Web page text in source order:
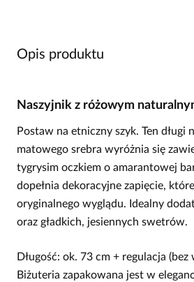
Opis produktu
Naszyjnik z różowym
Postaw na etniczny szyk. Ten długi
matowego srebra wyróżnia się
tygrysim oczkiem o amarantowej
dopełnia dekoracyjne zapięcie,
oryginalnego wyglądu. Idealny
oraz gładkich, jesiennych swetrów.
Długość: ok. 73 cm + regulacja (bez
Biżuteria zapakowana jest w